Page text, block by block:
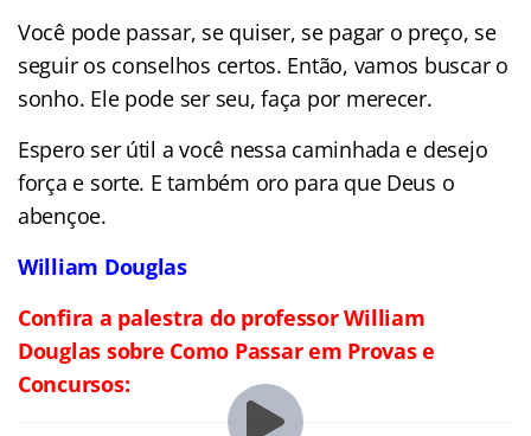
Você pode passar, se quiser, se pagar o preço, se
seguir os conselhos certos. Então, vamos buscar o
sonho. Ele pode ser seu, faça por merecer.
Espero ser útil a você nessa caminhada e desejo
força e sorte. E também oro para que Deus o
abençoe.
William Douglas
Confira a palestra do professor William
Douglas sobre Como Passar em Provas e
Concursos: